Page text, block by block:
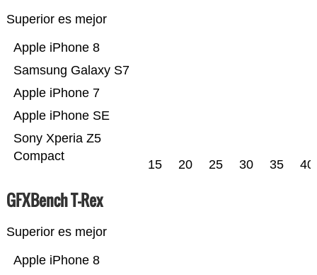
Superior es mejor
Sony Xperia Z5
Compact
Apple iPhone SE
Apple iPhone 7
Samsung Galaxy S7
Apple iPhone 8
15 20 25 30 35 40
GFXBench T-Rex
Superior es mejor
Apple iPhone 8